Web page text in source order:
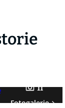
11
Fotogalerie